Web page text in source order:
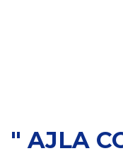
" AJLA